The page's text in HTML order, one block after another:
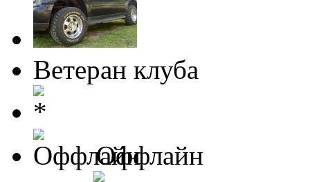
Ветеран клуба
Оффлайн